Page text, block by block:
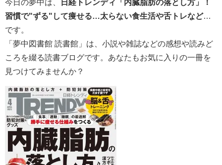
今日の夢中は、
日経トレンディ「内臓脂肪の落とし方」！
習慣で"ずる"して痩せる…太らない食生活や舌トレなど…
です。
「夢中図書館 読書館」は、小説や雑誌などの感想や読みど
ころを綴る読書ブログです。あなたもお気に入りの一冊を
見つけてみませんか？